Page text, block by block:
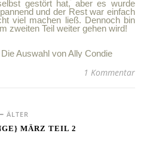
gestört hat, aber es wurde
und der Rest war einfach
viel machen ließ. Dennoch bin
zweiten Teil weiter gehen wird!
Auswahl von Ally Condie
1 Kommentar
ÄLTER
MÄRZ TEIL 2